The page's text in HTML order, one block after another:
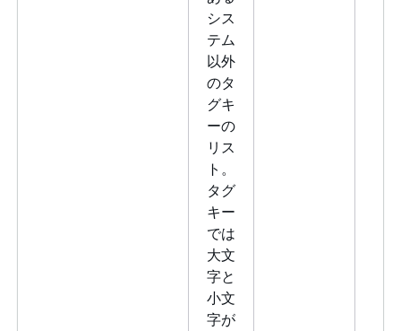
シス
テム
以外
のタ
グキ
ーの
リス
ト。
タグ
キー
では
大文
字と
小文
字が